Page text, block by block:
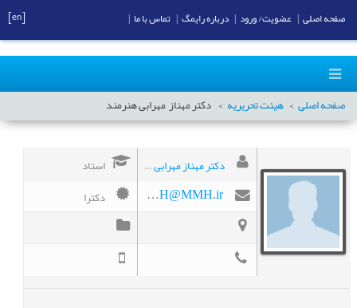
صفحه اصلی هیئت تحریریه دکتر مهنازمهرابی هنرمند
دکتر مهناز مهرابی هنرمند استاد
MMH@MMH.ir دکترا
صفحه اصلی عضویت/ ورود درباره رایمگ تماس با ما